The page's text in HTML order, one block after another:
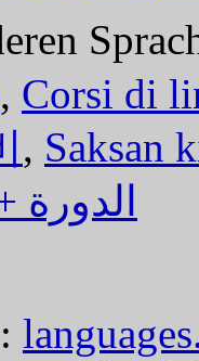
, Corsi di
, Saksan
الدورة